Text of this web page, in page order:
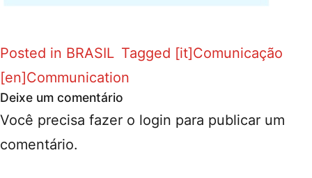
Posted in BRASIL Tagged [it]Comunicação
[en]Communication
Deixe um comentário
Você precisa fazer o login para publicar um
comentário.